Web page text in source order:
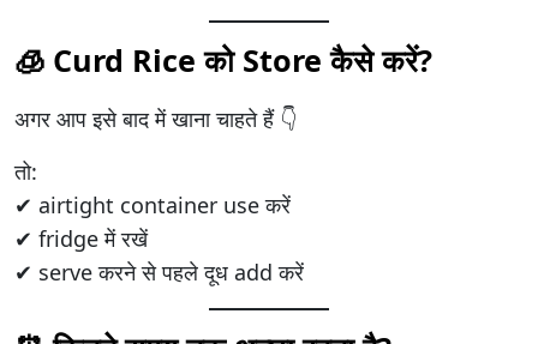
🧊 Curd Rice को Store कैसे करें?
अगर आप इसे बाद में खाना चाहते हैं 👇
तो:
✔ airtight container use करें
✔ fridge में रखें
✔ serve करने से पहले दूध add करें